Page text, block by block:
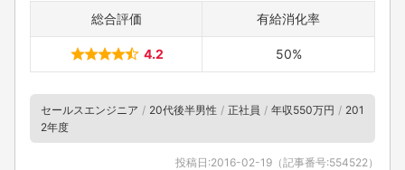
総合評価 有給消化率
4.2 50%
セールスエンジニア 20代後半男性 正社員 年収550万円
201
2年度
投稿日:2016-02-19 （記事番号:554522）